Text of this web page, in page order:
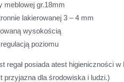
meblowej gr.18mm
lakierowanej 3 – 4 mm
wysokością
poziomu
regał posiada atest higieniczności w
przyjazna dla środowiska i ludzi.)